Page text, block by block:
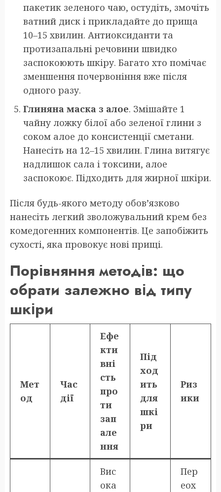
пакетик зеленого чаю, остудіть, змочіть
ватний диск і прикладайте до прища
10–15 хвилин. Антиоксиданти та
протизапальні речовини швидко
заспокоюють шкіру. Багато хто помічає
зменшення почервоніння вже після
одного разу.
Глиняна маска з алое. Змішайте 1
чайну ложку білої або зеленої глини з
соком алое до консистенції сметани.
Нанесіть на 12–15 хвилин. Глина витягує
надлишок сала і токсини, алое
заспокоює. Підходить для жирної шкіри.
Після будь-якого методу обов’язково
нанесіть легкий зволожувальний крем без
комедогенних компонентів. Це запобіжить
сухості, яка провокує нові прищі.
Порівняння методів: що
обрати залежно від типу
шкіри
Мет
од
Час
дії
Ефе
кти
вні
сть
про
ти
зап
але
ння
Під
ход
ить
для
шкі
ри
Риз
ики
Вис
ока
Пер
еох